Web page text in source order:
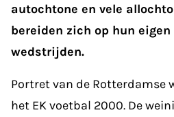
autochtone en vele
bereiden zich op hun
wedstrijden.
Portret van de
het EK voetbal 2000. De